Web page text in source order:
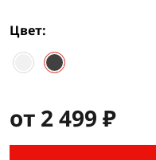
Цвет
от 2 499 ₽